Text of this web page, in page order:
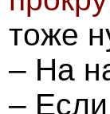
тоже
– На
–